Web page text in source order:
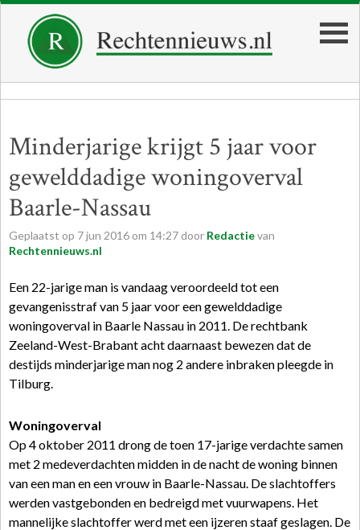
Minderjarige krijgt 5 jaar voor
gewelddadige woningoverval
Baarle-Nassau
Geplaatst op 7jun 2016 om 14:27 door Redactievan
Rechtennieuws.nl
Een 22-jarige man is vandaag veroordeeld tot een
gevangenisstraf van 5 jaar voor een gewelddadige
woningoverval in Baarle Nassau in 2011. De rechtbank
Zeeland-West-Brabant acht daarnaast bewezen dat de
destijds minderjarige man nog 2 andere inbraken pleegde in
Tilburg.
Woningoverval
Op 4 oktober 2011 drong de toen 17-jarige verdachte samen
met 2 medeverdachten midden in de nacht de woning binnen
van een man en een vrouw in Baarle-Nassau. De slachtoffers
werden vastgebonden en bedreigd met vuurwapens. Het
mannelijke slachtoffer werd met een ijzeren staaf geslagen. De